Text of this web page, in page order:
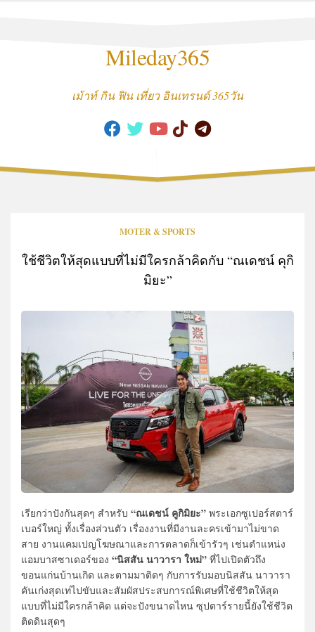
Mileday365
เม้าท์ กิน ฟิน เที่ยว อินเทรนด์ 365วัน
MOTER & SPORTS
ใช้ชีวิตให้สุดแบบที่ไม่มีใครกล้าคิดกับ “ณเดชน์ คุกิ
มิยะ”
เรียกว่าปังกันสุดๆ สำหรับ “ณเดชน์ คูกิมิยะ” พระเอกซูเปอร์สตาร์
เบอร์ใหญ่ ทั้งเรื่องส่วนตัว เรื่องงานที่มีงานละครเข้ามาไม่ขาด
สาย งานแคมเปญโฆษณาและการตลาดก็เข้ารัวๆ เช่นตำแหน่ง
แอมบาสซาเดอร์ของ “นิสสัน นาวารา ใหม่” ที่ไปเปิดตัวถึง
ขอนแก่นบ้านเกิด และตามมาติดๆ กับการรับมอบนิสสัน นาวารา
คันเก่งสุดเท่ไปขับและสัมผัสประสบการณ์พิเศษที่ใช้ชีวิตให้สุด
แบบที่ไม่มีใครกล้าคิด แต่จะปังขนาดไหน ซุปตาร์รายนี้ยังใช้ชีวิต
ติดดินสุดๆ